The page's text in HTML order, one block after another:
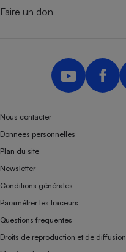
Faire un don
Nous contacter
Données personnelles
Plan du site
Newsletter
Conditions générales
Paramétrer les traceurs
Questions fréquentes
Droits de reproduction et de diffusion